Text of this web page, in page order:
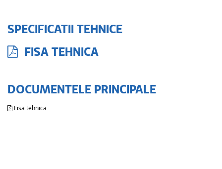
SPECIFICATII TEHNICE
FISA TEHNICA
DOCUMENTELE PRINCIPALE
Fisa tehnica